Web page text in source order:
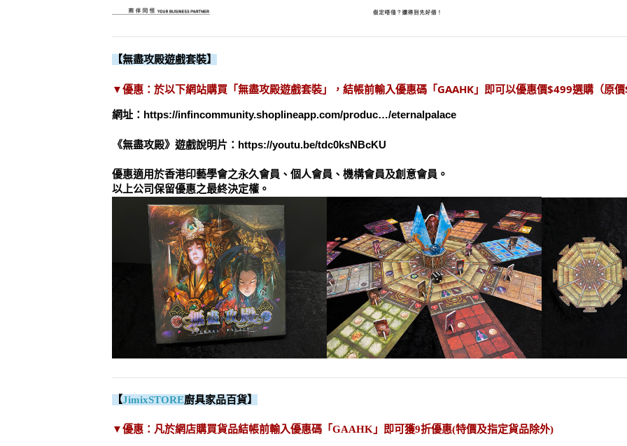
【無盡攻殿遊戲套裝】
▼優惠： 於以下網站購買「無盡攻殿遊戲套裝」，結帳前輸入優惠碼「GAAHK」即可以優惠價$499選購（原
網址 ： https://infincommunity.shoplineapp.com/produc…/eternalpalace
《無盡攻殿》遊戲說明片： https://youtu.be/tdc0ksNBcKU
優惠適用於香港印藝學會之永久會員、個人會員、機構會員及創意會員。
以上公司保留優惠之最終決定權。
【JimixSTORE廚具家品百貨】
▼優惠：凡於網店購買貨品結帳前輸入優惠碼「GAAHK」即可獲9折優惠(特價及指定貨品除外)